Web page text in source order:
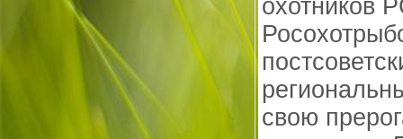
охотников
свою